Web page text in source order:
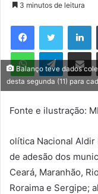
d
e
m
e
-
a
l
3 minutos de leitura
Telegram
Balanço teve dados
desta segunda (11) para
Fonte e ilustração:
olítica Nacional Aldir
de adesão dos
Ceará, Maranhão,
Roraima e Sergipe;